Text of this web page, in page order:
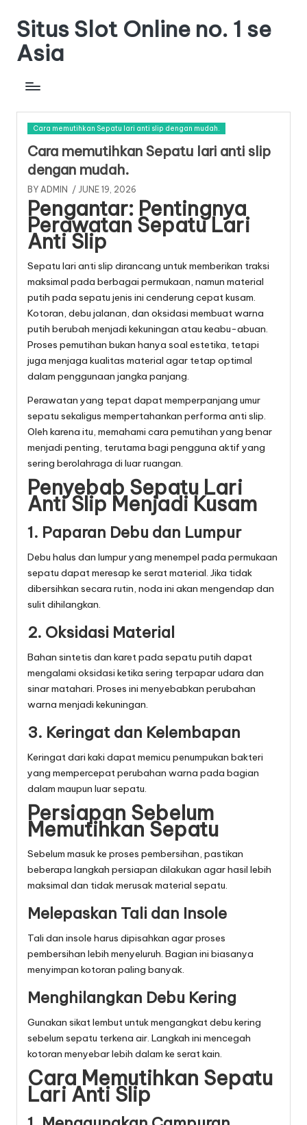
Skip
content
Situs Slot Online no. 1 se
Asia
Cara memutihkan Sepatu lari anti slip dengan mudah.
Cara memutihkan Sepatu lari anti slip
dengan mudah.
BY ADMIN / JUNE 19, 2026
Pengantar: Pentingnya
Perawatan Sepatu Lari
Anti Slip
Sepatu lari anti slip dirancang untuk memberikan traksi
maksimal pada berbagai permukaan, namun material
putih pada sepatu jenis ini cenderung cepat kusam.
Kotoran, debu jalanan, dan oksidasi membuat warna
putih berubah menjadi kekuningan atau keabu-abuan.
Proses pemutihan bukan hanya soal estetika, tetapi
juga menjaga kualitas material agar tetap optimal
dalam penggunaan jangka panjang.
Perawatan yang tepat dapat memperpanjang umur
sepatu sekaligus mempertahankan performa anti slip.
Oleh karena itu, memahami cara pemutihan yang benar
menjadi penting, terutama bagi pengguna aktif yang
sering berolahraga di luar ruangan.
Penyebab Sepatu Lari
Anti Slip Menjadi Kusam
1. Paparan Debu dan Lumpur
Debu halus dan lumpur yang menempel pada permukaan
sepatu dapat meresap ke serat material. Jika tidak
dibersihkan secara rutin, noda ini akan mengendap dan
sulit dihilangkan.
2. Oksidasi Material
Bahan sintetis dan karet pada sepatu putih dapat
mengalami oksidasi ketika sering terpapar udara dan
sinar matahari. Proses ini menyebabkan perubahan
warna menjadi kekuningan.
3. Keringat dan Kelembapan
Keringat dari kaki dapat memicu penumpukan bakteri
yang mempercepat perubahan warna pada bagian
dalam maupun luar sepatu.
Persiapan Sebelum
Memutihkan Sepatu
Sebelum masuk ke proses pembersihan, pastikan
beberapa langkah persiapan dilakukan agar hasil lebih
maksimal dan tidak merusak material sepatu.
Melepaskan Tali dan Insole
Tali dan insole harus dipisahkan agar proses
pembersihan lebih menyeluruh. Bagian ini biasanya
menyimpan kotoran paling banyak.
Menghilangkan Debu Kering
Gunakan sikat lembut untuk mengangkat debu kering
sebelum sepatu terkena air. Langkah ini mencegah
kotoran menyebar lebih dalam ke serat kain.
Cara Memutihkan Sepatu
Lari Anti Slip